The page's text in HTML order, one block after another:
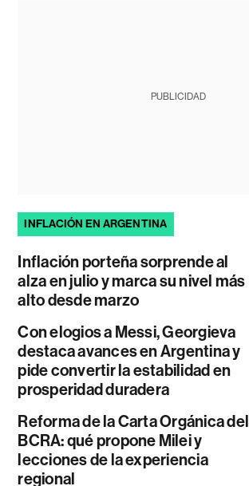
PUBLICIDAD
INFLACIÓN EN ARGENTINA
Inflación porteña sorprende al
alza en julio y marca su nivel más
alto desde marzo
Con elogios a Messi, Georgieva
destaca avances en Argentina y
pide convertir la estabilidad en
prosperidad duradera
Reforma de la Carta Orgánica del
BCRA: qué propone Milei y
lecciones de la experiencia
regional